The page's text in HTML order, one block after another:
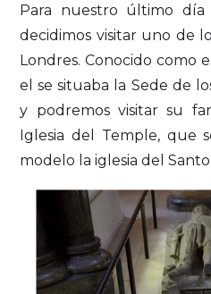
Para nuestro último
decidimos visitar uno de
Londres. Conocido como el
el se situaba la Sede de
y podremos visitar su
Iglesia del Temple, que
modelo la iglesia del